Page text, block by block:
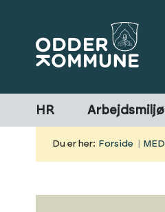
HR Arbejdsmiljø
Du er her: Forside MED